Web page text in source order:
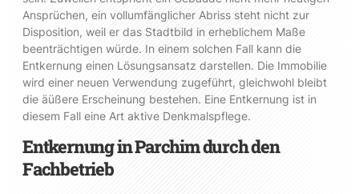
Ansprüchen, ein vollumfänglicher Abriss steht nicht zur
Disposition, weil er das Stadtbild in erheblichem Maße
beenträchtigen würde. In einem solchen Fall kann die
Entkernung einen Lösungsansatz darstellen. Die Immobilie
wird einer neuen Verwendung zugeführt, gleichwohl bleibt
die äüßere Erscheinung bestehen. Eine Entkernung ist in
diesem Fall eine Art aktive Denkmalspflege.
Entkernung in Parchim durch den
Fachbetrieb